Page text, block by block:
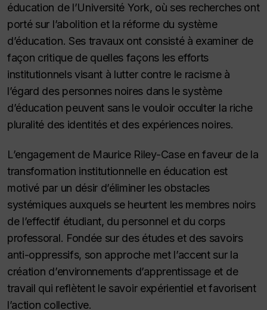
éducation de l’Université York, où ses recherches ont
porté sur l’abolition et la réforme du système
d’éducation. Ses travaux ont consisté à examiner de
façon critique de quelles façons les efforts
institutionnels visant à lutter contre le racisme à
l’égard des personnes noires dans le système
d’éducation peuvent sans le vouloir occulter la riche
pluralité des identités et des expériences noires.
L’engagement de Maurice Riley-Case en faveur de la
transformation institutionnelle en éducation est
motivé par un désir d’éliminer les obstacles
systémiques auxquels se heurtent les membres noirs
de l’effectif étudiant, du personnel et du corps
professoral. Fondée sur des études et des savoirs
anti-oppressifs, son approche met l’accent sur la
création d’environnements d’apprentissage et de
travail qui reflètent le savoir expérientiel et favorisent
l’action collective.